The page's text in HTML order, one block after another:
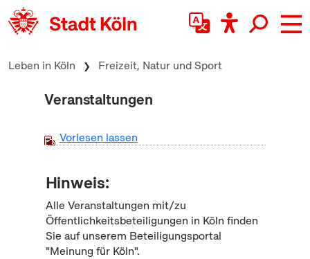
zum Inhalt springen
Leben in Köln Freizeit, Natur und Sport
Veranstaltungen
Vorlesen lassen
Hinweis:
Alle Veranstaltungen mit/zu
Öffentlichkeitsbeteiligungen in Köln finden
Sie auf unserem Beteiligungsportal
"Meinung für Köln".